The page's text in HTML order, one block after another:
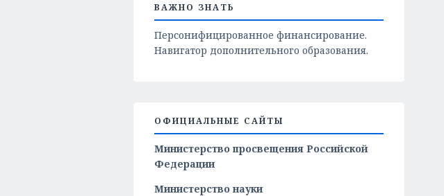
ВАЖНО ЗНАТЬ
Персонифицированное финансирование.
Навигатор дополнительного образования.
ОФИЦИАЛЬНЫЕ САЙТЫ
Министерство просвещения Российской
Федерации
Министерство науки